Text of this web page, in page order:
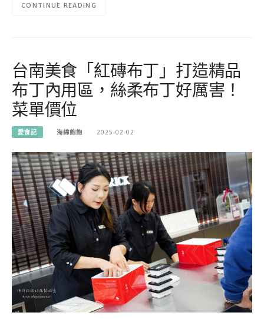
CONTINUE READING
台南美食「紅磚布丁」打造精品
布丁內用區，絲柔布丁好厲害！
菜單價位
愛食記 海綿飽飽 2025-02-02